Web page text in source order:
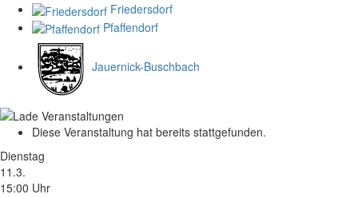
Friedersdorf
Pfaffendorf
Jauernick-Buschbach
Diese Veranstaltung hat bereits stattgefunden.
Dienstag
11.3.
15:00 Uhr